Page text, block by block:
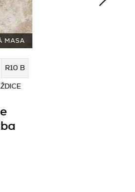
MASA
R10 B